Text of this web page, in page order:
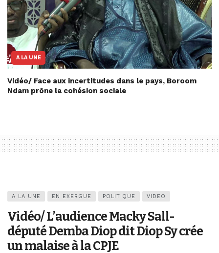
A LA UNE
Vidéo/ Face aux incertitudes dans le pays, Boroom
Ndam prône la cohésion sociale
A LA UNE EN EXERGUE POLITIQUE VIDEO
Vidéo/ L’audience Macky Sall-
député Demba Diop dit Diop Sy crée
un malaise à la CPJE